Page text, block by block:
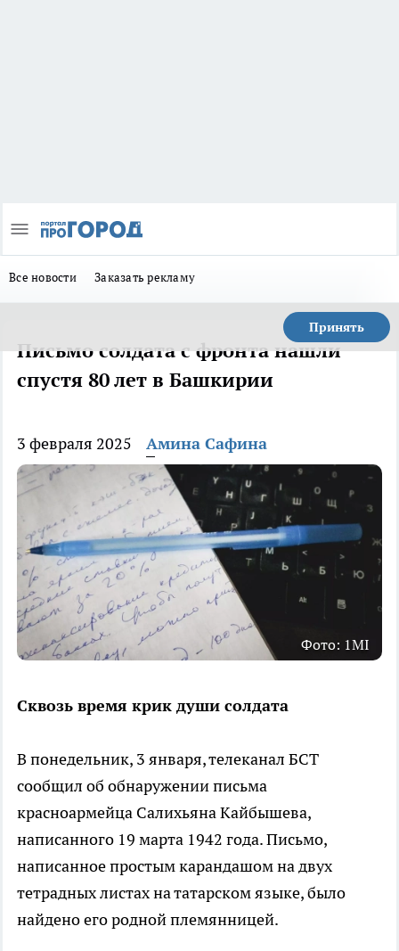
Все новости Заказать рекламу
Принять
Письмо солдата с фронта нашли
спустя 80 лет в Башкирии
3 февраля 2025 Амина Сафина
Фото: 1MI
Сквозь время крик души солдата
В понедельник, 3 января, телеканал БСТ
сообщил об обнаружении письма
красноармейца Салихьяна Кайбышева,
написанного 19 марта 1942 года. Письмо,
написанное простым карандашом на двух
тетрадных листах на татарском языке, было
найдено его родной племянницей.